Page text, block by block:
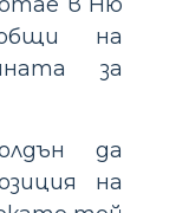
на
за
да
на